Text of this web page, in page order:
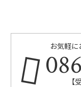
お気軽に
【